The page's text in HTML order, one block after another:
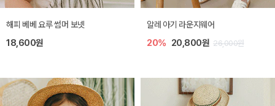
해피 베베 요루 썸머 보넷
18,600원
알레 아기 라운지웨어
20% 20,800원 26,000원